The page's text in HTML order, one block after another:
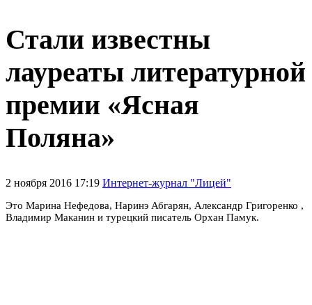
Стали известны
лауреаты литературной
премии «Ясная
Поляна»
2 ноября 2016 17:19 Интернет-журнал "Лицей"
Это Марина Нефедова, Наринэ Абгарян, Александр Григоренко ,
Владимир Маканин и турецкий писатель Орхан Памук.